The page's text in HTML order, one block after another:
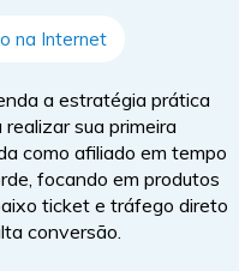
na Internet
a estratégia prática
realizar sua primeira
como afiliado em tempo
focando em produtos
ticket e tráfego direto
conversão.